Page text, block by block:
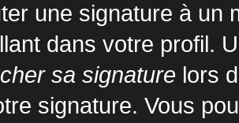
une signature à un
dans votre profil.
sa signature lors
signature. Vous